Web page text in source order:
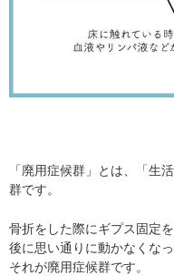
「廃用症候群」とは、「生
群です。
骨折をした際にギプス固定
後に思い通りに動かなくな
それが廃用症候群です。